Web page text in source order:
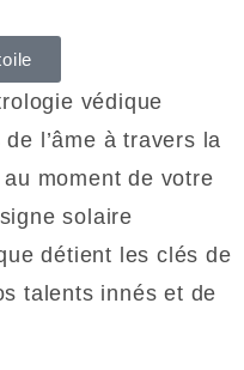
védique
l’âme à travers la
moment de votre
solaire
détient les clés de
talents innés et de